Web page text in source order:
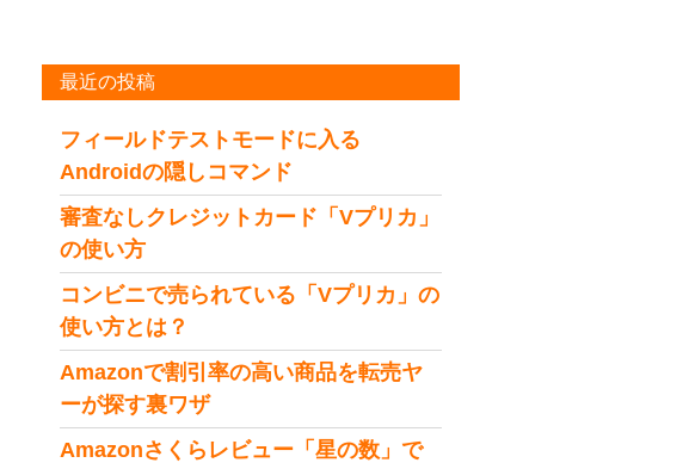
最近の投稿
フィールドテストモードに入る
Androidの隠しコマンド
審査なしクレジットカード「Vプリカ」
の使い方
コンビニで売られている「Vプリカ」の
使い方とは？
Amazonで割引率の高い商品を転売ヤ
ーが探す裏ワザ
Amazonさくらレビュー「星の数」で